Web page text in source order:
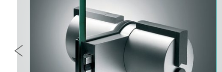
КОНТАКТЫ
ROM
РУС